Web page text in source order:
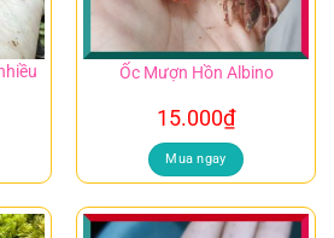
Ốc Mượn Hồn Albino
15.000₫
Mua ngay